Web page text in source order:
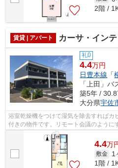
2階 /
賃貸 | アパート カーサ・イン
礼0
4.4万円
日豊本線 「
「上田」
築5年 /
大分県宇佐
浴室乾燥機をつけて湿気を除去すればカ
付きの物件です。リモート会議のように
ボックスに荷物が届くので大変便利で...
4.4万
敷金 1
1階 /